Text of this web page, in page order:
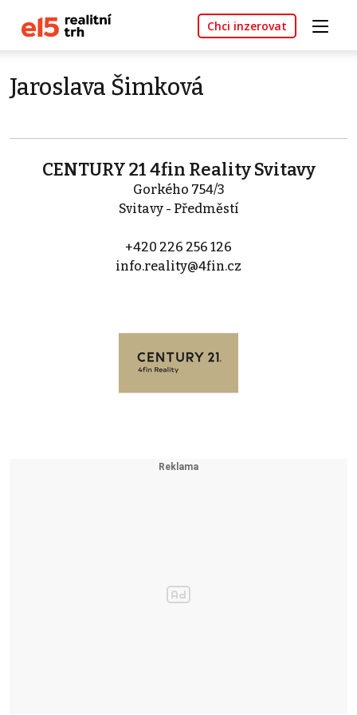
Chci inzerovat
Jaroslava Šimková
CENTURY 21 4fin Reality Svitavy
Gorkého 754/3
Svitavy - Předměstí
+420 226 256 126
info.reality@4fin.cz